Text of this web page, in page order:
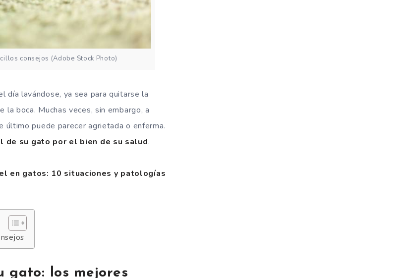
consejos (Adobe Stock Photo)
día lavándose, ya sea para quitarse la
boca. Muchas veces, sin embargo, a
puede parecer agrietada o enferma.
de su gato por el bien de su salud.
en gatos: 10 situaciones y patologías
gato: los mejores